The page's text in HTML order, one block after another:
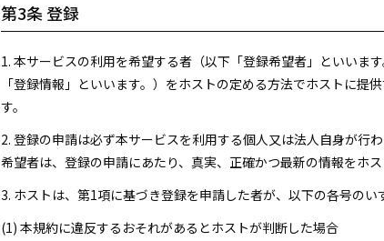
第3条 登録
1. 本サービスの利用を希望する者（以下「登録希望者」といいま
「登録情報」といいます。）をホストの定める方法でホストに
す。
2. 登録の申請は必ず本サービスを利用する個人又は法人自身が行
希望者は、登録の申請にあたり、真実、正確かつ最新の情報をホ
3. ホストは、第1項に基づき登録を申請した者が、以下の各号の
(1) 本規約に違反するおそれがあるとホストが判断した場合